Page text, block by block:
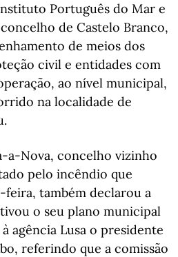
Português do Mar e
de Castelo Branco,
de meios dos
civil e entidades com
ao nível municipal,
na localidade de
a-Nova, concelho vizinho
pelo incêndio que
também declarou a
o seu plano municipal
agência Lusa o presidente
referindo que a comissão